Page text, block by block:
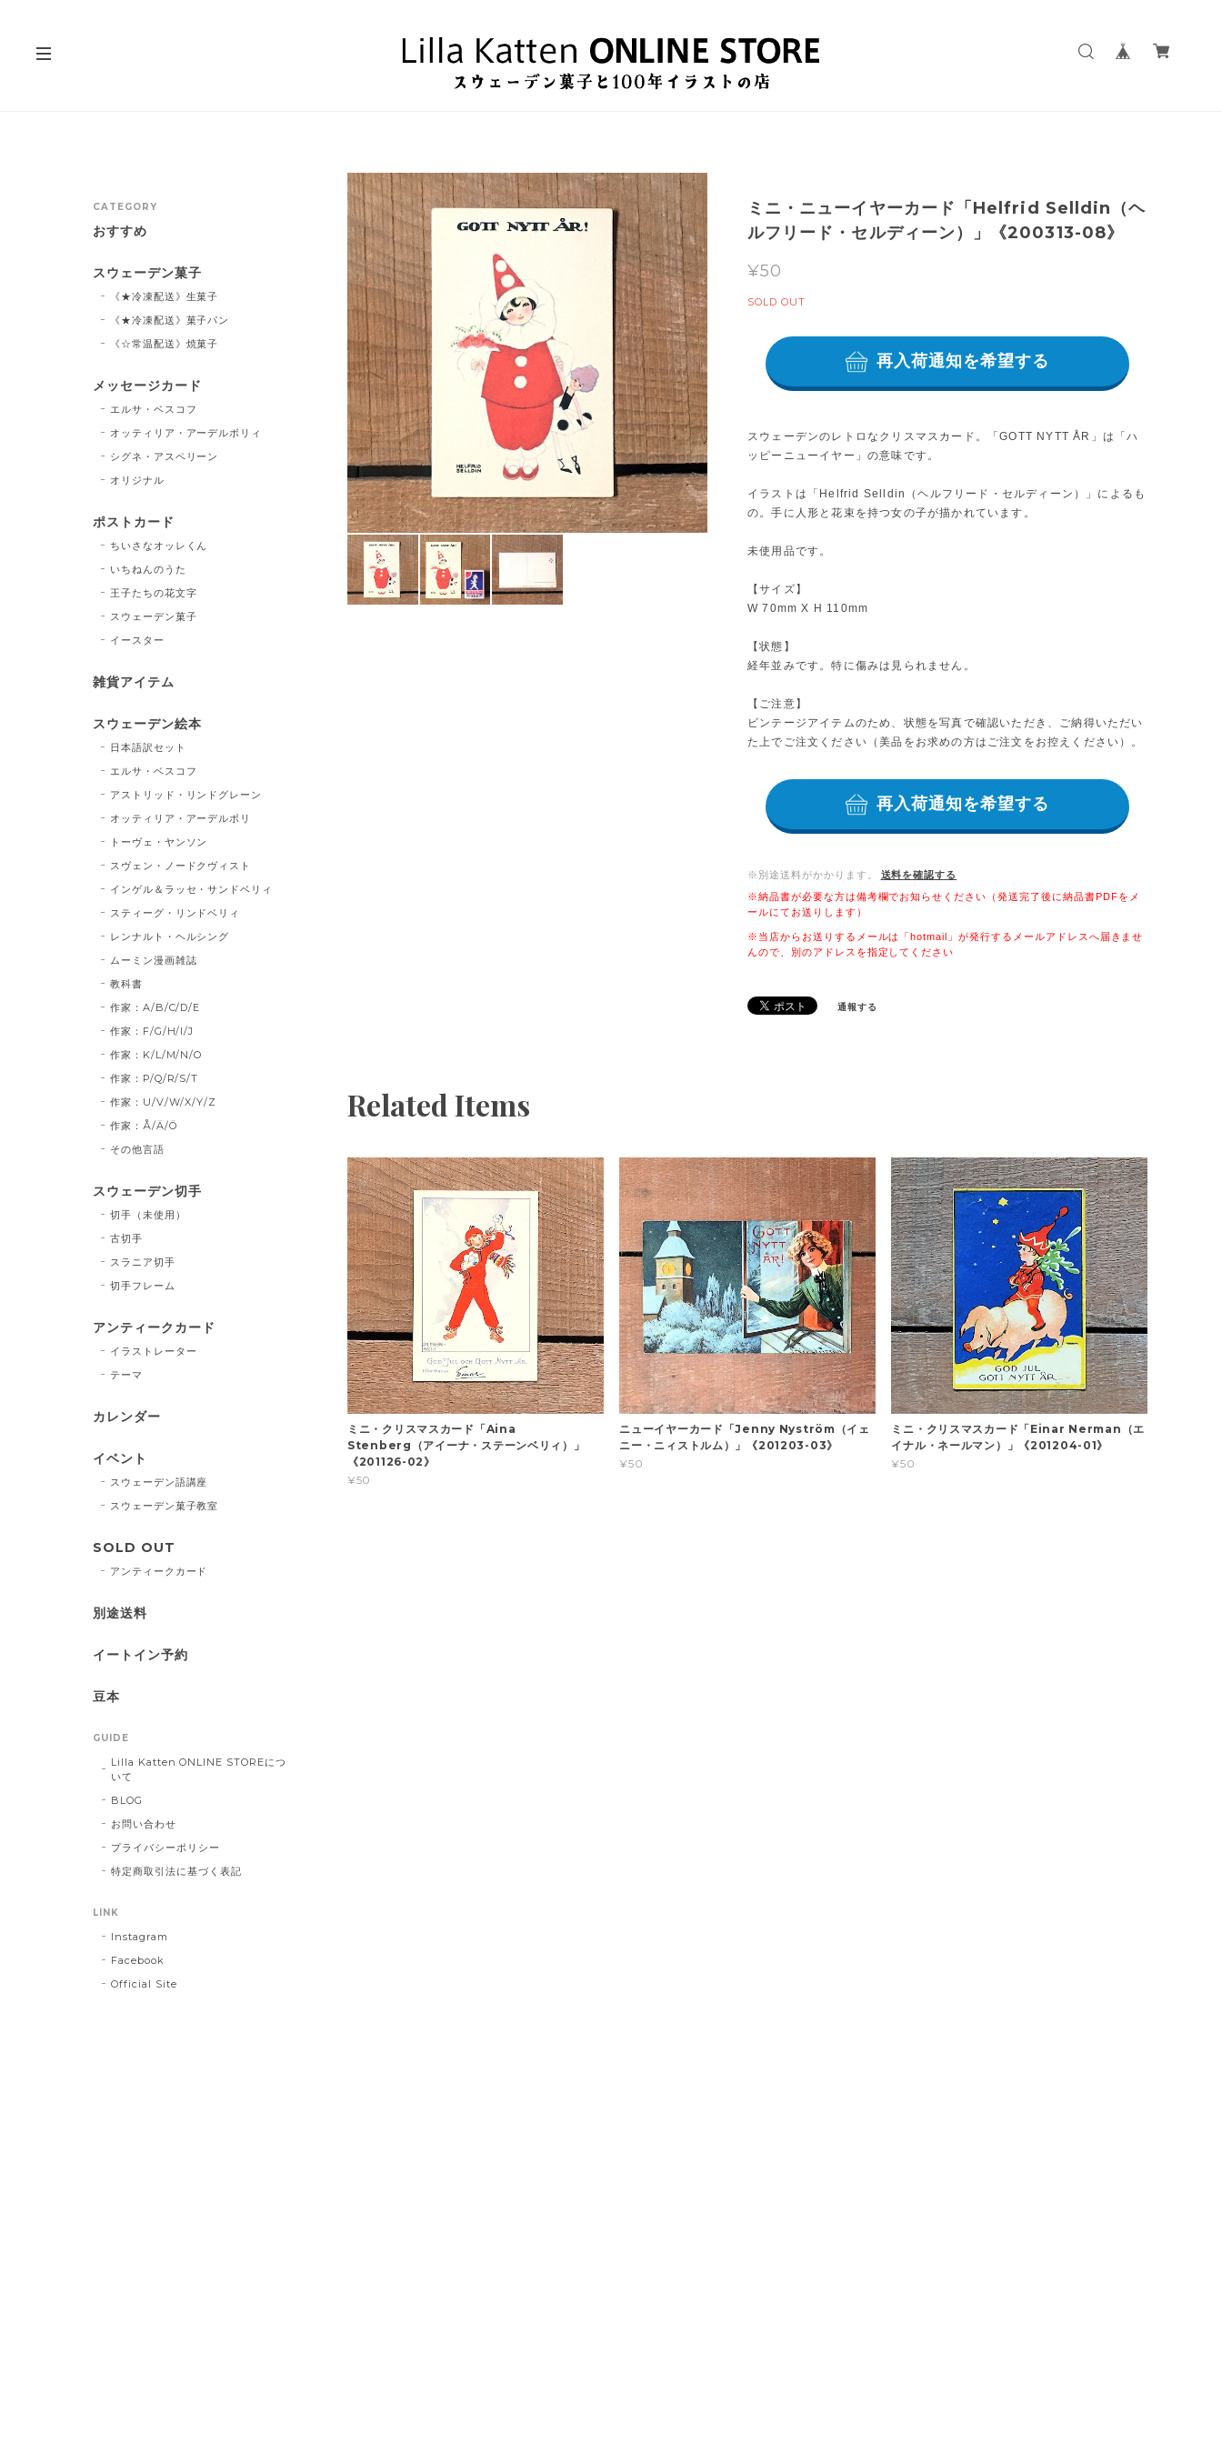
ミニ・ニューイヤーカード「Helfrid Selldin（ヘ
ルフリード・セルディーン）」《200313-08》
¥50
SOLD OUT
再入荷通知を希望する
スウェーデンのレトロなクリスマスカード。「GOTT NYTT ÅR」は「ハ
ッピーニューイヤー」の意味です。
イラストは「Helfrid Selldin（ヘルフリード・セルディーン）」によるも
の。手に人形と花束を持つ女の子が描かれています。
未使用品です。
【サイズ】
W 70mm X H 110mm
【状態】
経年並みです。特に傷みは見られません。
【ご注意】
ビンテージアイテムのため、状態を写真で確認いただき、ご納得いただい
た上でご注文ください（美品をお求めの方はご注文をお控えください）。
再入荷通知を希望する
※別途送料がかかります。
送料を確認する
※納品書が必要な方は備考欄でお知らせください（発送完了後に納品書PDFをメ
ールにてお送りします）
※当店からお送りするメールは「hotmail」が発行するメールアドレスへ届きませ
んので、別のアドレスを指定してください
通報する
Related Items
ミニ・クリスマスカード「Aina
Stenberg（アイーナ・ステーンベリィ）」
《201126-02》
¥50
ニューイヤーカード「Jenny Nyström（イェ
ニー・ニィストルム）」《201203-03》
¥50
ミニ・クリスマスカード「Einar Nerman（エ
イナル・ネールマン）」《201204-01》
¥50
CATEGORY
おすすめ
スウェーデン菓子
《★冷凍配送》生菓子
《★冷凍配送》菓子パン
《☆常温配送》焼菓子
メッセージカード
エルサ・ベスコフ
オッティリア・アーデルボリィ
シグネ・アスペリーン
オリジナル
ポストカード
ちいさなオッレくん
いちねんのうた
王子たちの花文字
スウェーデン菓子
イースター
雑貨アイテム
スウェーデン絵本
日本語訳セット
エルサ・ベスコフ
アストリッド・リンドグレーン
オッティリア・アーデルボリ
トーヴェ・ヤンソン
スヴェン・ノードクヴィスト
インゲル＆ラッセ・サンドベリィ
スティーグ・リンドベリィ
レンナルト・ヘルシング
ムーミン漫画雑誌
教科書
作家：A/B/C/D/E
作家：F/G/H/I/J
作家：K/L/M/N/O
作家：P/Q/R/S/T
作家：U/V/W/X/Y/Z
作家：Å/Ä/Ö
その他言語
スウェーデン切手
切手（未使用）
古切手
スラニア切手
切手フレーム
アンティークカード
イラストレーター
テーマ
カレンダー
イベント
スウェーデン語講座
スウェーデン菓子教室
SOLD OUT
アンティークカード
別途送料
イートイン予約
豆本
GUIDE
Lilla Katten ONLINE STOREにつ
いて
BLOG
お問い合わせ
プライバシーポリシー
特定商取引法に基づく表記
LINK
Instagram
Facebook
Official Site